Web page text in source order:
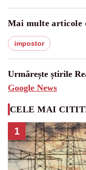
Mai multe articole
impostor
Urmărește știrile
Google News
CELE MAI
1